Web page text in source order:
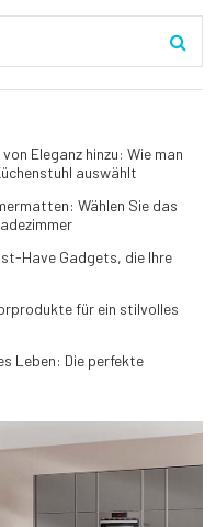
Eleganz hinzu: Wie man
auswählt
Wählen Sie das
Have Gadgets, die Ihre
für ein stilvolles
Leben: Die perfekte